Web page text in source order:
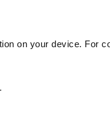
on your device. For
menu
Main